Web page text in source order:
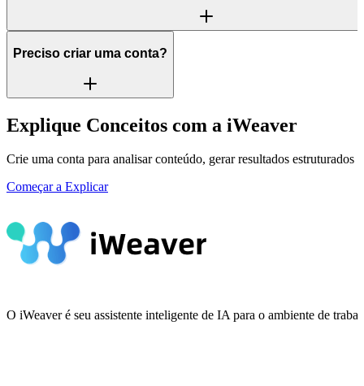
Preciso criar uma conta?
Explique Conceitos com a iWeaver
Crie uma conta para analisar conteúdo, gerar resultados estruturados
Começar a Explicar
O iWeaver é seu assistente inteligente de IA para o ambiente de